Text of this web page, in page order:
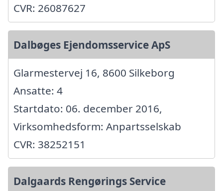
CVR: 26087627
Dalbøges Ejendomsservice ApS
Glarmestervej 16, 8600 Silkeborg
Ansatte: 4
Startdato: 06. december 2016,
Virksomhedsform: Anpartsselskab
CVR: 38252151
Dalgaards Rengørings Service